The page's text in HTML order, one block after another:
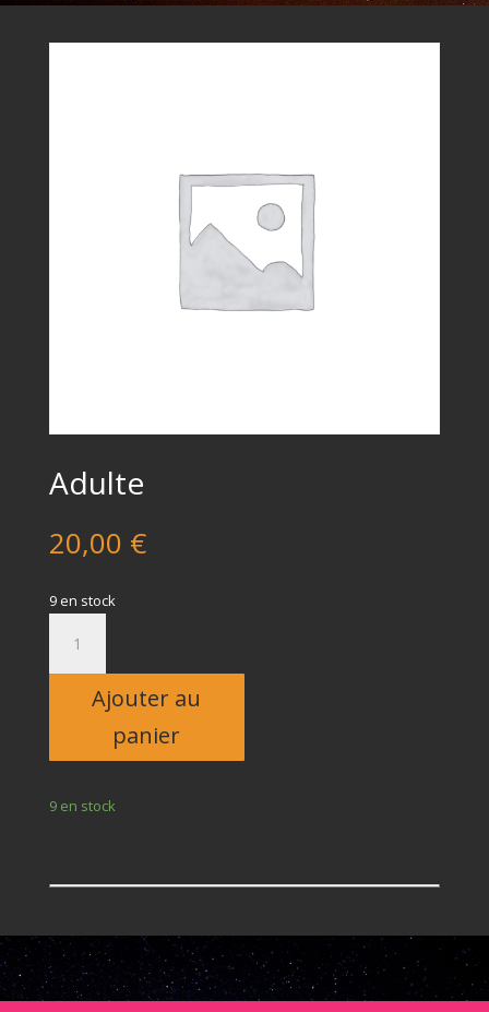
Adulte
20,00 €
9 en stock
Adulte
Ajouter au
panier
9 en stock